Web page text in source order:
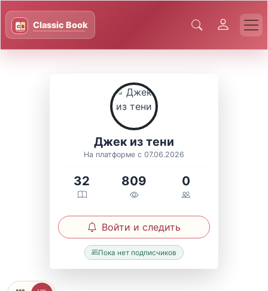
Джек из тени
На платформе с 07.06.2026
32 809 0
Войти и следить
Пока нет подписчиков